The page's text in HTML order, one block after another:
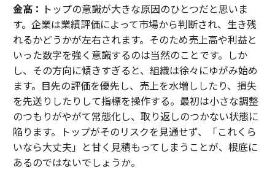
金髙： トップの意識が大きな原因のひとつだと思いま
す。企業は業績評価によって市場から判断され、生き残
れるかどうかが左右されます。そのため売上高や利益と
いった数字を強く意識するのは当然のことです。しか
し、その方向に傾きすぎると、組織は徐々にゆがみ始め
ます。目先の評価を優先し、売上を水増ししたり、損失
を先送りしたりして指標を操作する。最初は小さな調整
のつもりがやがて常態化し、取り返しのつかない状態に
陥ります。トップがそのリスクを見通せず、「これくら
いなら大丈夫」と甘く見積もってしまうことが、根底に
あるのではないでしょうか。